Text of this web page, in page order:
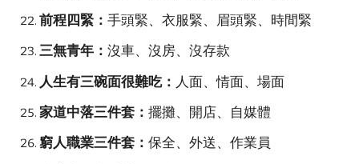
前程四緊：手頭緊、衣服緊、眉頭緊、時間緊
三無青年：沒車、沒房、沒存款
人生有三碗面很難吃： 人面、情面、場面
家道中落三件套：擺攤、開店、自媒體
窮人職業三件套：保全、外送、作業員